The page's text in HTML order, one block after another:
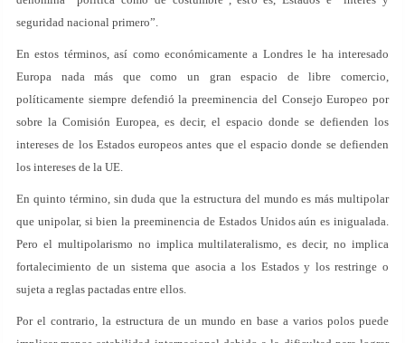
seguridad nacional primero”.
En estos términos, así como económicamente a Londres le ha interesado
Europa nada más que como un gran espacio de libre comercio,
políticamente siempre defendió la preeminencia del Consejo Europeo por
sobre la Comisión Europea, es decir, el espacio donde se defienden los
intereses de los Estados europeos antes que el espacio donde se defienden
los intereses de la UE.
En quinto término, sin duda que la estructura del mundo es más multipolar
que unipolar, si bien la preeminencia de Estados Unidos aún es inigualada.
Pero el multipolarismo no implica multilateralismo, es decir, no implica
fortalecimiento de un sistema que asocia a los Estados y los restringe o
sujeta a reglas pactadas entre ellos.
Por el contrario, la estructura de un mundo en base a varios polos puede